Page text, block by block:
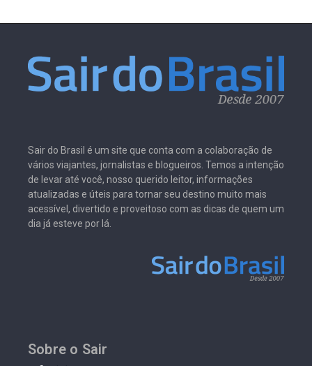
Sair do Brasil é um site que conta com a colaboração de
vários viajantes, jornalistas e blogueiros. Temos a intenção
de levar até você, nosso querido leitor, informações
atualizadas e úteis para tornar seu destino muito mais
acessível, divertido e proveitoso com as dicas de quem um
dia já esteve por lá.
Sobre o Sair